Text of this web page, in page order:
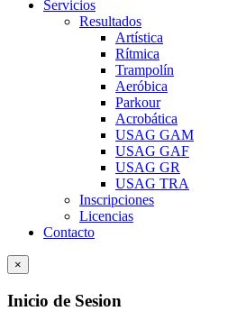
Servicios
Resultados
Artística
Rítmica
Trampolín
Aeróbica
Parkour
Acrobática
USAG GAM
USAG GAF
USAG GR
USAG TRA
Inscripciones
Licencias
Contacto
×
Inicio de Sesion